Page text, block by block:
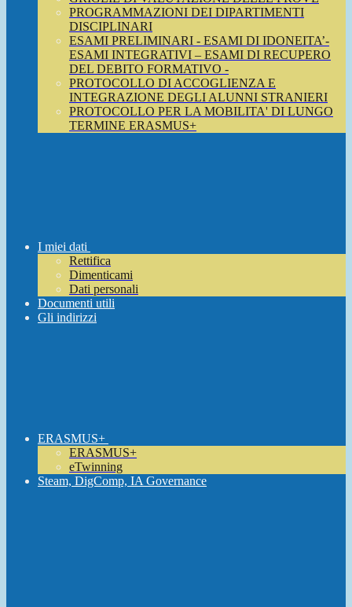
PROGRAMMAZIONI DEI DIPARTIMENTI
DISCIPLINARI
ESAMI PRELIMINARI - ESAMI DI IDONEITA’-
ESAMI INTEGRATIVI – ESAMI DI RECUPERO
DEL DEBITO FORMATIVO -
PROTOCOLLO DI ACCOGLIENZA E
INTEGRAZIONE DEGLI ALUNNI STRANIERI
PROTOCOLLO PER LA MOBILITA' DI LUNGO
TERMINE ERASMUS+
I miei dati
Rettifica
Dimenticami
Dati personali
Documenti utili
Gli indirizzi
ERASMUS+
ERASMUS+
eTwinning
Steam, DigComp, IA Governance